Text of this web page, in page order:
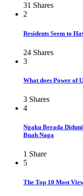
31 Shares
2
Residents Seem to
24 Shares
3
What does Power of
3 Shares
4
Ngaku Berada
Buah Naga
1 Share
5
The Top 10 Most